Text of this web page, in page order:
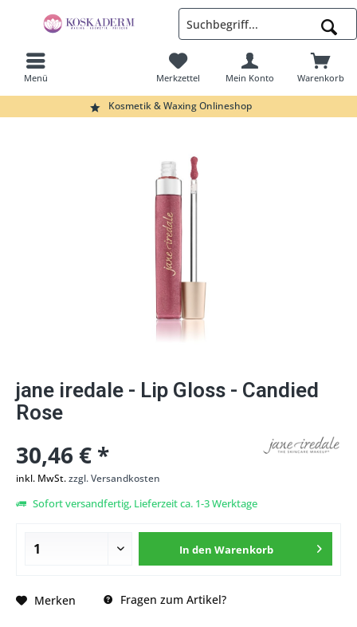
Kosmetik & Waxing Onlineshop
Menü Warenkorb
Merkzettel Mein Konto
jane iredale - Lip Gloss - Candied
Rose
30,46 € *
inkl. MwSt.zzgl. Versandkosten
Sofort versandfertig, Lieferzeit ca. 1-3 Werktage
In den Warenkorb
Merken Fragen zum Artikel?